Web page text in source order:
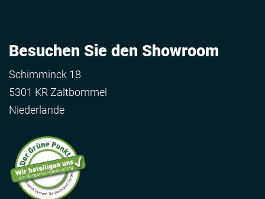
Besuchen Sie den Showroom
Schimminck 18
5301 KR Zaltbommel
Niederlande